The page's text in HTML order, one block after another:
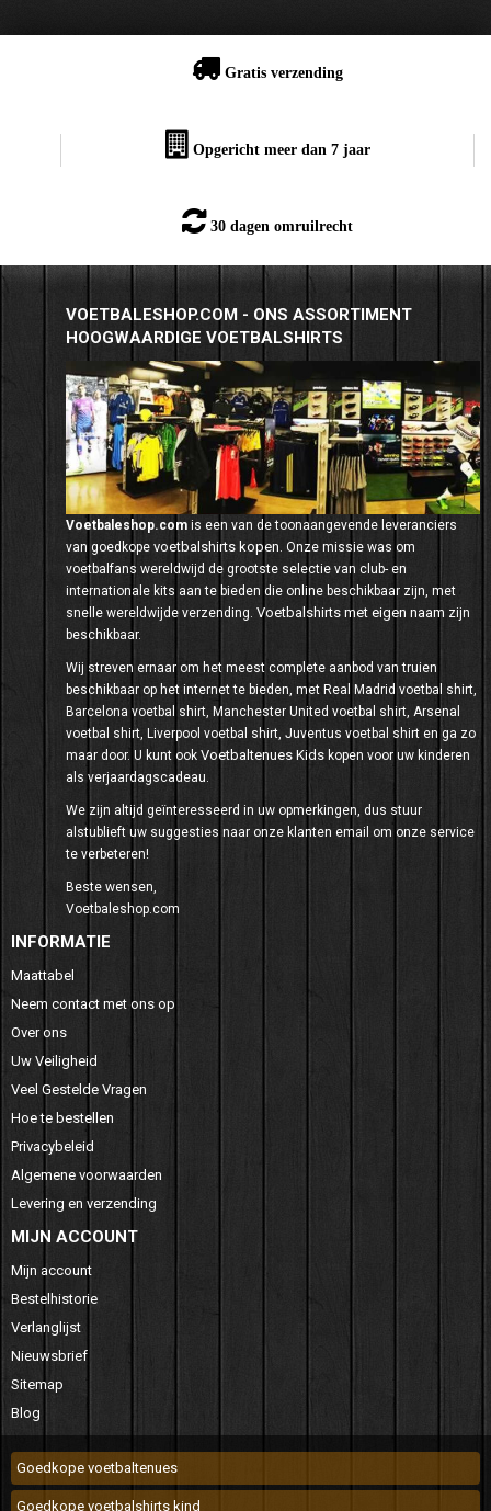
Gratis verzending
Opgericht meer dan 7 jaar
30 dagen omruilrecht
VOETBALESHOP.COM - ONS ASSORTIMENT
HOOGWAARDIGE VOETBALSHIRTS
Voetbaleshop.com is een van de toonaangevende leveranciers
van goedkope voetbalshirts kopen. Onze missie was om
voetbalfans wereldwijd de grootste selectie van club- en
internationale kits aan te bieden die online beschikbaar zijn, met
snelle wereldwijde verzending. Voetbalshirts met eigen naam zijn
beschikbaar.
Wij streven ernaar om het meest complete aanbod van truien
beschikbaar op het internet te bieden, met Real Madrid voetbal shirt,
Barcelona voetbal shirt, Manchester United voetbal shirt, Arsenal
voetbal shirt, Liverpool voetbal shirt, Juventus voetbal shirt en ga zo
maar door. U kunt ook Voetbaltenues Kids kopen voor uw kinderen
als verjaardagscadeau.
We zijn altijd geïnteresseerd in uw opmerkingen, dus stuur
alstublieft uw suggesties naar onze klanten email om onze service
te verbeteren!
Beste wensen,
Voetbaleshop.com
INFORMATIE
Maattabel
Neem contact met ons op
Over ons
Uw Veiligheid
Veel Gestelde Vragen
Hoe te bestellen
Privacybeleid
Algemene voorwaarden
Levering en verzending
MIJN ACCOUNT
Mijn account
Bestelhistorie
Verlanglijst
Nieuwsbrief
Sitemap
Blog
Goedkope voetbaltenues
Goedkope voetbalshirts kind